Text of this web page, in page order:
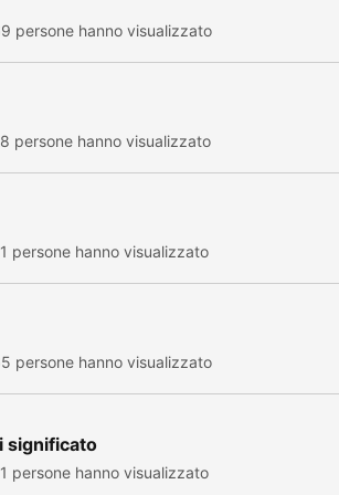
persone hanno visualizzato
persone hanno visualizzato
persone hanno visualizzato
persone hanno visualizzato
significato
persone hanno visualizzato